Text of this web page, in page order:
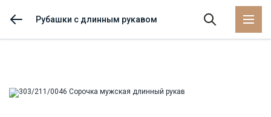
Рубашки с длинным рукавом